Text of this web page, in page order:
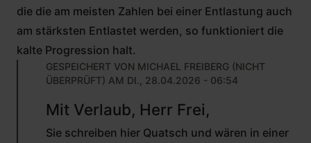
die die am meisten Zahlen bei einer Entlastung auch
am stärksten Entlastet werden, so funktioniert die
kalte Progression halt.
GESPEICHERT VON MICHAEL FREIBERG (NICHT
ÜBERPRÜFT) AM DI., 28.04.2026 - 06:54
AUF
JAN
Mit Verlaub, Herr Frei,
Sie schreiben hier Quatsch und wären in einer